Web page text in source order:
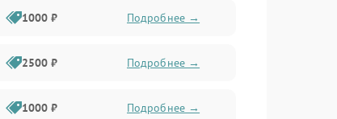
1000 ₽ Подробнее →
2500 ₽ Подробнее →
1000 ₽ Подробнее →